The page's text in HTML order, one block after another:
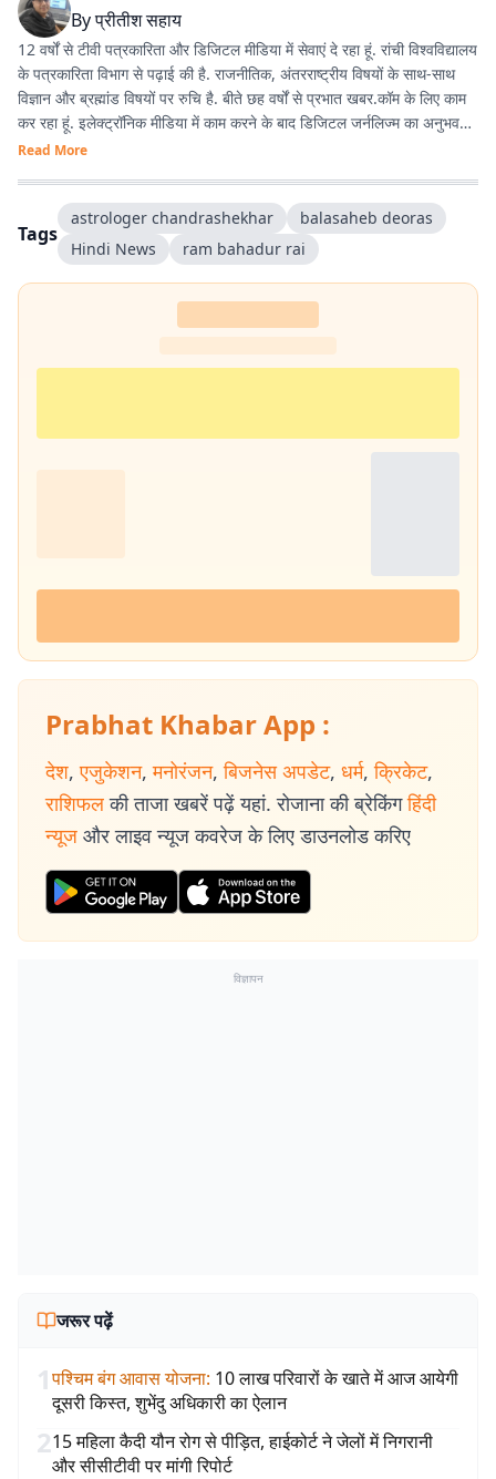
Byप्रीतीश सहाय
12 वर्षों से टीवी पत्रकारिता और डिजिटल मीडिया में सेवाएं दे रहा हूं. रांची विश्वविद्यालय
के पत्रकारिता विभाग से पढ़ाई की है. राजनीतिक, अंतरराष्ट्रीय विषयों के साथ-साथ
विज्ञान और ब्रह्मांड विषयों पर रुचि है. बीते छह वर्षों से प्रभात खबर.कॉम के लिए काम
कर रहा हूं. इलेक्ट्रॉनिक मीडिया में काम करने के बाद डिजिटल जर्नलिज्म का अनुभव
काफी अच्छा रहा है.
Read More
Tags
astrologer chandrashekhar
balasaheb deoras
Hindi News
ram bahadur rai
Prabhat Khabar App :
देश, एजुकेशन, मनोरंजन, बिजनेस अपडेट, धर्म, क्रिकेट,
राशिफल की ताजा खबरें पढ़ें यहां. रोजाना की ब्रेकिंग हिंदी
न्यूज और लाइव न्यूज कवरेज के लिए डाउनलोड करिए
विज्ञापन
जरूर पढ़ें
1पश्चिम बंग आवास योजना: 10 लाख परिवारों के खाते में आज आयेगी
दूसरी किस्त, शुभेंदु अधिकारी का ऐलान
215 महिला कैदी यौन रोग से पीड़ित, हाईकोर्ट ने जेलों में निगरानी
और सीसीटीवी पर मांगी रिपोर्ट